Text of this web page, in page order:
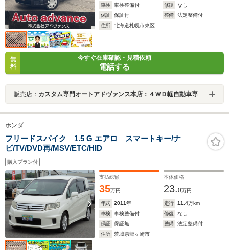
車検
車検整備付 修復
なし
保証
保証付 整備
法定整備付
住所
北海道札幌市東区
無
料
今すぐ在庫確認・見積依頼
電話する
販売店： カスタム専門オートアドヴァンス本店：４ＷＤ軽自動車専門札幌新道店
ホンダ
フリードスパイク 1.5 G エアロ スマートキー/ナ
ビ/TV/DVD再/MSV/ETC/HID
購入プラン付
支払総額
35万円
本体価格
23.0万円
年式 2011年 走行 11.4万km
車検
車検整備付 修復
なし
保証
保証無 整備
法定整備付
住所
茨城県龍ヶ崎市